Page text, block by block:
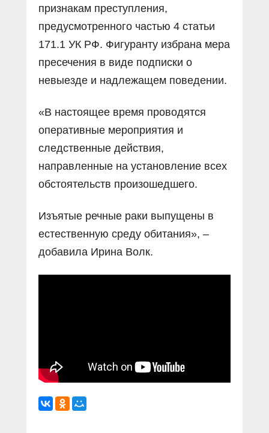
признакам преступления,
предусмотренного частью 4 статьи
171.1 УК РФ. Фигуранту избрана мера
пресечения в виде подписки о
невыезде и надлежащем поведении.
«В настоящее время проводятся
оперативные мероприятия и
следственные действия,
направленные на установление всех
обстоятельств произошедшего.
Изъятые речные раки выпущены в
естественную среду обитания», –
добавила Ирина Волк.